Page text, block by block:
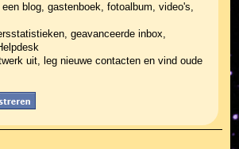
blog, gastenboek, fotoalbum, video's,
geavanceerde inbox,
uit, leg nieuwe contacten en vind oude